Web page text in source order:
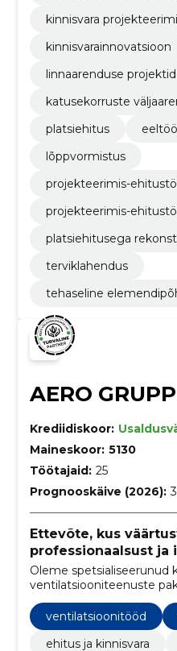
kinnisvara
kinnisvarainnovatsioon
linnaarenduse projektid
katusekorruste
platsiehitus
lõppvormistus
projekteerimis-
projekteerimis-
platsiehitusega
terviklahendus
tehaseline
AERO
Krediidiskoor:
Maineskoor: 5130
Töötajaid: 25
Prognooskäive (2026):
Ettevõte, kus
professionaalsust ja
Oleme spetsialiseerunud
ventilatsiooniteenuste
puhastamisest ja
ehitamise ja
ventilatsioonitööd
ehitus ja kinnisvara